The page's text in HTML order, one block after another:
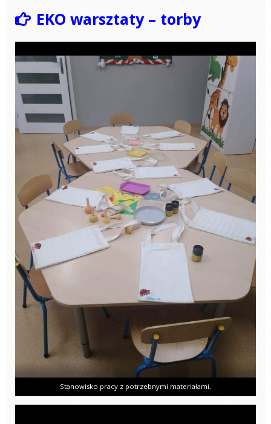
EKO warsztaty – torby
Stanowisko pracy z potrzebnymi materiałami.